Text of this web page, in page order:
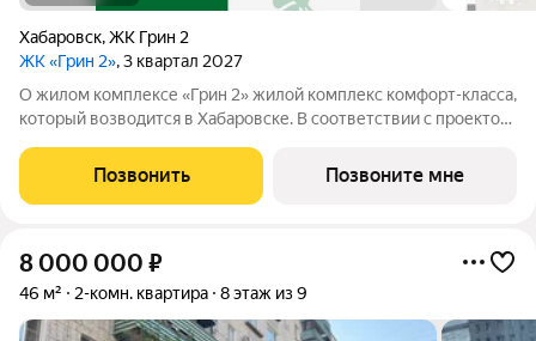
Хабаровск,ЖК Грин 2
ЖК «Грин 2», 3 квартал 2027
О жилом комплексе «Грин 2» жилой комплекс комфорт-класса,
который возводится в Хабаровске. В соответствии с проектом,
наземный паркинг, развитая дворовая инфраструктура для
отдыха всей семьёй.
Позвонить Позвоните мне
8 000 000 ₽
46 м² 2-комн. квартира 8 этаж из 9